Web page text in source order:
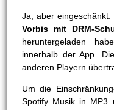
Ja, aber
Vorbis mit DRM-
heruntergeladen
innerhalb der App.
anderen Playern
Um die
Spotify Musik in MP3